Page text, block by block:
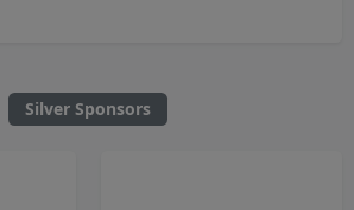
Silver Sponsors